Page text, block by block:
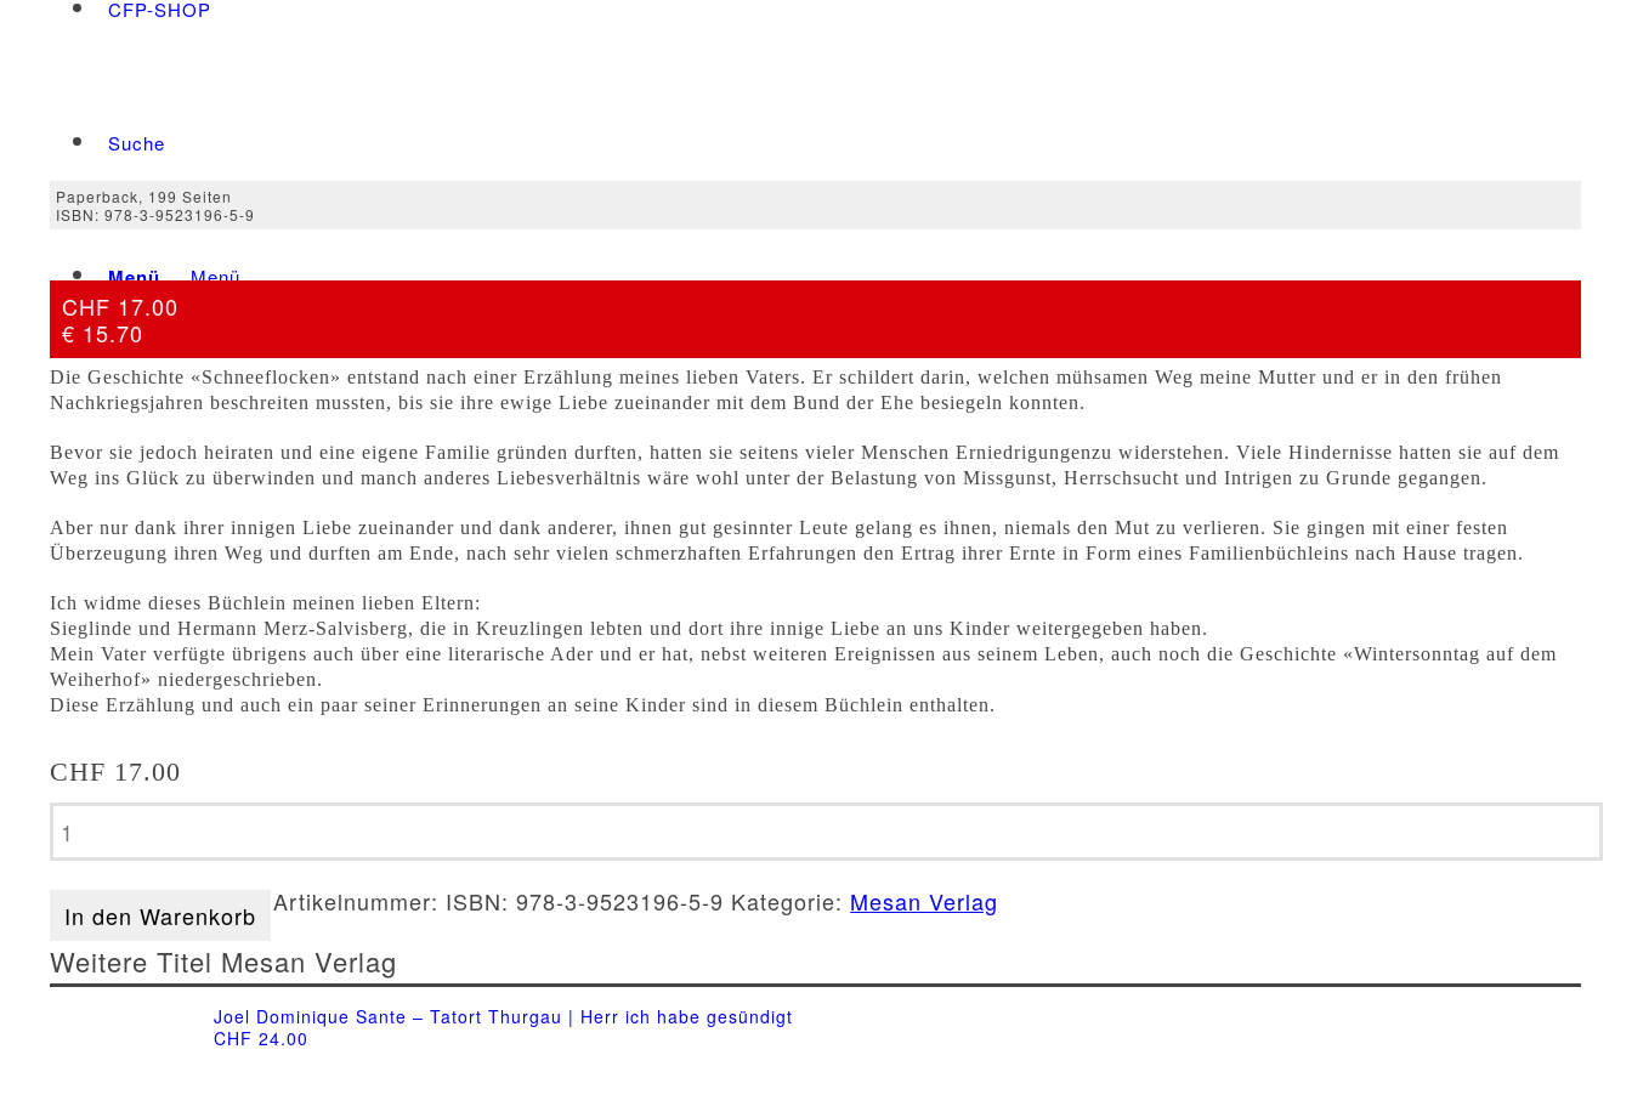
CFP-SHOP
Suche
Menü Menü
Paperback, 199 Seiten
ISBN: 978-3-9523196-5-9
CHF 17.00
€ 15.70
Die Geschichte «Schneeflocken» entstand nach einer Erzählung meines lieben Vaters. Er schildert darin, welchen mühsamen Weg meine Mutter und er in den frühen
Nachkriegsjahren beschreiten mussten, bis sie ihre ewige Liebe zueinander mit dem Bund der Ehe besiegeln konnten.
Bevor sie jedoch heiraten und eine eigene Familie gründen durften, hatten sie seitens vieler Menschen Erniedrigungenzu widerstehen. Viele Hindernisse hatten sie auf dem
Weg ins Glück zu überwinden und manch anderes Liebesverhältnis wäre wohl unter der Belastung von Missgunst, Herrschsucht und Intrigen zu Grunde gegangen.
Aber nur dank ihrer innigen Liebe zueinander und dank anderer, ihnen gut gesinnter Leute gelang es ihnen, niemals den Mut zu verlieren. Sie gingen mit einer festen
Überzeugung ihren Weg und durften am Ende, nach sehr vielen schmerzhaften Erfahrungen den Ertrag ihrer Ernte in Form eines Familienbüchleins nach Hause tragen.
Ich widme dieses Büchlein meinen lieben Eltern:
Sieglinde und Hermann Merz-Salvisberg, die in Kreuzlingen lebten und dort ihre innige Liebe an uns Kinder weitergegeben haben.
Mein Vater verfügte übrigens auch über eine literarische Ader und er hat, nebst weiteren Ereignissen aus seinem Leben, auch noch die Geschichte «Wintersonntag auf dem
Weiherhof» niedergeschrieben.
Diese Erzählung und auch ein paar seiner Erinnerungen an seine Kinder sind in diesem Büchlein enthalten.
CHF 17.00
Joel
Dominique
Schneeflocken
Menge
In den Warenkorb Artikelnummer: ISBN: 978-3-9523196-5-9 Kategorie: Mesan Verlag
Weitere Titel Mesan Verlag
Joel Dominique Sante – Tatort Thurgau | Herr ich habe gesündigt
CHF 24.00